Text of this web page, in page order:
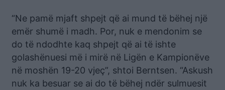
“Ne pamë mjaft shpejt që ai mund të bëhej një
emër shumë i madh. Por, nuk e mendonim se
do të ndodhte kaq shpejt që ai të ishte
golashënuesi më i mirë në Ligën e Kampionëve
në moshën 19-20 vjeç”, shtoi Berntsen. “Askush
nuk ka besuar se ai do të bëhej ndër sulmuesit